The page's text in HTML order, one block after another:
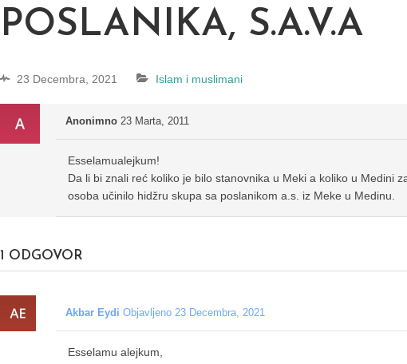
POSLANIKA, S.A.V.A
23 Decembra, 2021 Islam i muslimani
Anonimno 23 Marta, 2011
Esselamualejkum!
Da li bi znali reć koliko je bilo stanovnika u Meki a koliko u Medini
osoba učinilo hidžru skupa sa poslanikom a.s. iz Meke u Medinu.
1 ODGOVOR
Akbar Eydi Objavljeno 23 Decembra, 2021
Esselamu alejkum,